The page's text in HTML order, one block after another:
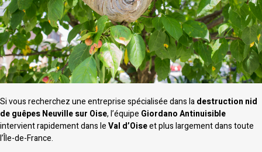
Si vous recherchez une entreprise spécialisée dans ladestruction nid
de guêpes Neuville sur Oise, l’équipe Giordano Antinuisible
intervient rapidement dans leVal d’Oiseet plus largement dans toute
l’Île-de-France.